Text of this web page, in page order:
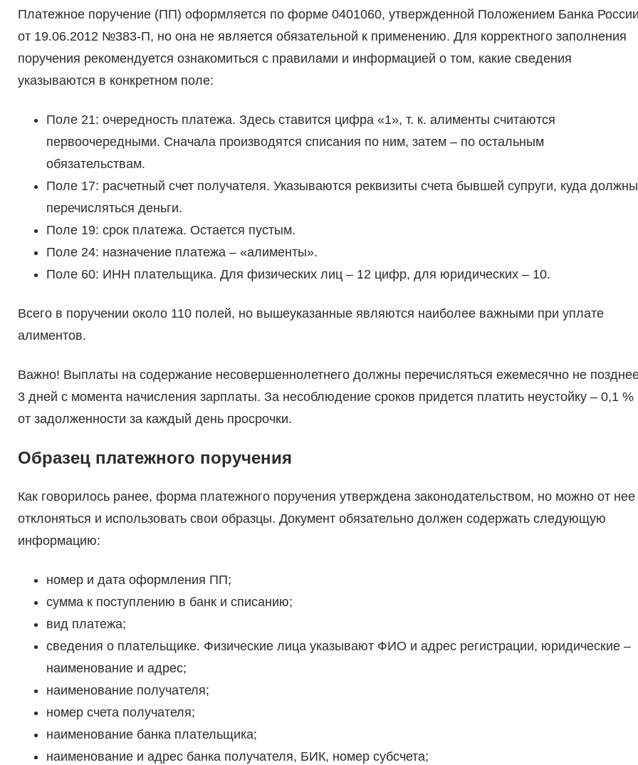
Платежное поручение (ПП) оформляется по форме 0401060, утвержденной Положением Банка
от 19.06.2012 №383-П, но она не является обязательной к применению. Для корректного заполнения
поручения рекомендуется ознакомиться с правилами и информацией о том, какие сведения
указываются в конкретном поле:
Поле 21: очередность платежа. Здесь ставится цифра «1», т. к. алименты считаются
первоочередными. Сначала производятся списания по ним, затем – по остальным
обязательствам.
Поле 17: расчетный счет получателя. Указываются реквизиты счета бывшей супруги, куда должны
перечисляться деньги.
Поле 19: срок платежа. Остается пустым.
Поле 24: назначение платежа – «алименты».
Поле 60: ИНН плательщика. Для физических лиц – 12 цифр, для юридических – 10.
Всего в поручении около 110 полей, но вышеуказанные являются наиболее важными при уплате
алиментов.
Важно! Выплаты на содержание несовершеннолетнего должны перечисляться ежемесячно не
3 дней с момента начисления зарплаты. За несоблюдение сроков придется платить неустойку – 0,1 %
от задолженности за каждый день просрочки.
Образец платежного поручения
Как говорилось ранее, форма платежного поручения утверждена законодательством, но можно от нее
отклоняться и использовать свои образцы. Документ обязательно должен содержать следующую
информацию:
номер и дата оформления ПП;
сумма к поступлению в банк и списанию;
вид платежа;
сведения о плательщике. Физические лица указывают ФИО и адрес регистрации, юридические –
наименование и адрес;
наименование получателя;
номер счета получателя;
наименование банка плательщика;
наименование и адрес банка получателя, БИК, номер субсчета;